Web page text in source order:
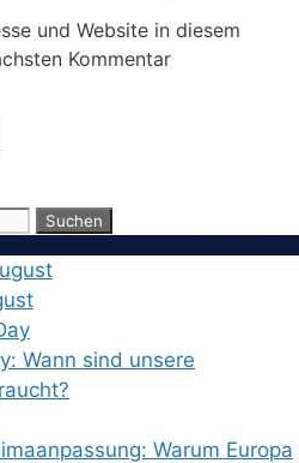
und Website in diesem
Kommentar
Wann sind unsere
Warum Europa